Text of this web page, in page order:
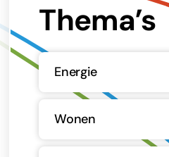
Thema’s
Energie
Wonen